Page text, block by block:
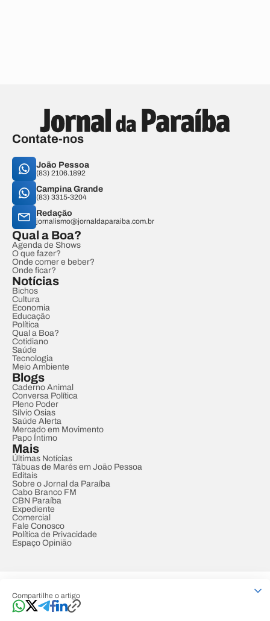
Compartilhe o artigo
Contate-nos
João Pessoa
(83) 2106.1892
Campina Grande
(83) 3315-3204
Redação
jornalismo@jornaldaparaiba.com.br
Qual a Boa?
Agenda de Shows
O que fazer?
Onde comer e beber?
Onde ficar?
Notícias
Bichos
Cultura
Economia
Educação
Política
Qual a Boa?
Cotidiano
Saúde
Tecnologia
Meio Ambiente
Blogs
Caderno Animal
Conversa Política
Pleno Poder
Sílvio Osias
Saúde Alerta
Mercado em Movimento
Papo Íntimo
Mais
Últimas Notícias
Tábuas de Marés em João Pessoa
Editais
Sobre o Jornal da Paraíba
Cabo Branco FM
CBN Paraíba
Expediente
Comercial
Fale Conosco
Política de Privacidade
Espaço Opinião
Developed by Designed by